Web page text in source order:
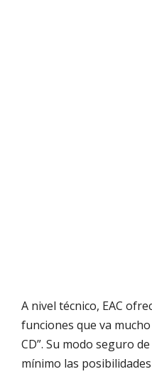
A nivel técnico, EAC
funciones que va
CD”. Su modo seguro
mínimo las